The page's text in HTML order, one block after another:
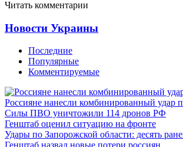
Читать комментарии
Новости Украины
Последние
Популярные
Комментируемые
Россияне нанесли комбинированный удар
Силы ПВО уничтожили 114 дронов РФ
Генштаб оценил ситуацию на фронте
Удары по Запорожской области: десять